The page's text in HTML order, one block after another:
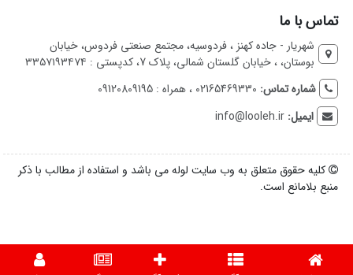
تماس با ما
شهریار - جاده کهنز ، فردوسیه، مجتمع صنعتی فردوس، خیابان
بوستان، ، خیابان گلستان شمالی، پلاک 7، کدپستی : ۳۳۵۷۱۹۳۴۷۴
شماره تماس: 02165469330 ، همراه : 09120809195
ایمیل:info@looleh.ir
کلیه حقوق متعلق به وب سایت لوله می باشد و استفاده از مطالب با ذکر
منبع بلامانع است.